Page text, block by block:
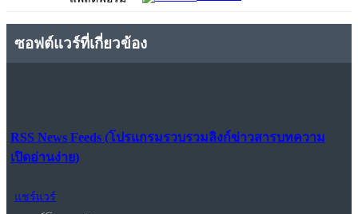
ซอฟต์แวร์ที่เกี่ยวข้อง
RSS News Feeds (โปรแกรมรวบรวมลิงก์ข่าวสารบทความ
เปิดอ่านง่าย)
แชร์แวร์